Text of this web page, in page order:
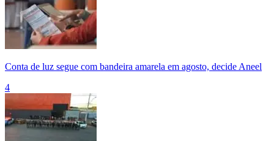
Conta de luz segue com bandeira amarela em agosto, decide Aneel
4